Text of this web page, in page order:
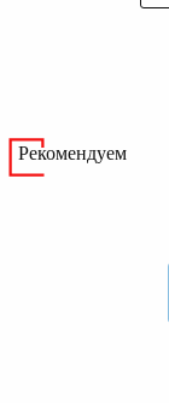
Рекомендуем